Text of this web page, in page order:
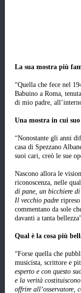
La sua mostra più
“Quella che fece nel
Babuino a Roma,
di mio padre,
Una mostra in cui
“Nonostante gli anni
casa di Spezzano
suoi cari, creò le sue
Nascono allora le
riconoscenza, nelle
di pane, un bicchiere
Il vecchio padre
commentano da sole
davanti a tanta
Qual è la cosa più
“Forse quella che
musicista, scrittore e
esperto e con questo
e la verità
offrire all’osservatore,